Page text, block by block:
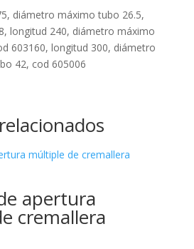
diámetro máximo tubo 26.5,
longitud 240, diámetro máximo
603160, longitud 300, diámetro
42, cod 605006
apertura
cremallera